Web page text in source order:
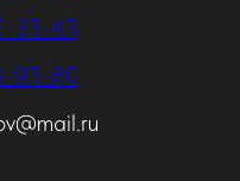
33-43
93-80